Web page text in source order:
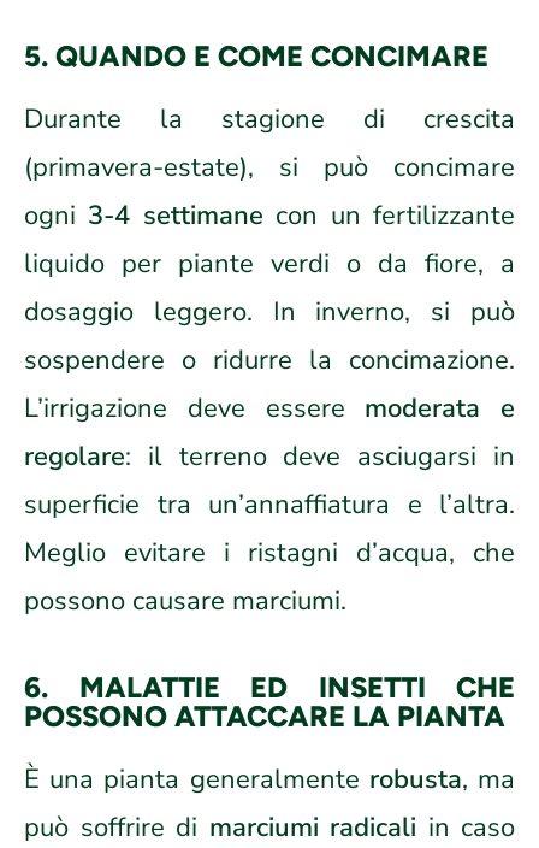
5. QUANDO E COME CONCIMARE
Durante la stagione di crescita
(primavera-estate), si può concimare
ogni 3-4 settimane con un fertilizzante
liquido per piante verdi o da fiore, a
dosaggio leggero. In inverno, si può
sospendere o ridurre la concimazione.
L’irrigazione deve essere moderata e
regolare: il terreno deve asciugarsi in
superficie tra un’annaffiatura e l’altra.
Meglio evitare i ristagni d’acqua, che
possono causare marciumi.
6. MALATTIE ED INSETTI CHE
POSSONO ATTACCARE LA PIANTA
È una pianta generalmente robusta, ma
può soffrire di marciumi radicali in caso